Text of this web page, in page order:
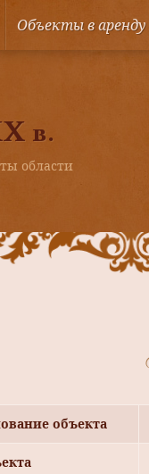
Объекты в аренду
в.
области
объекта